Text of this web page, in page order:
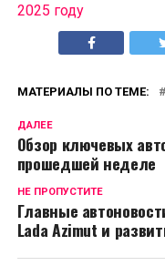
2025 году
МАТЕРИАЛЫ ПО ТЕМЕ:
ДАЛЕЕ
Обзор ключевых
прошедшей неделе
НЕ ПРОПУСТИТЕ
Главные
Lada Azimut и